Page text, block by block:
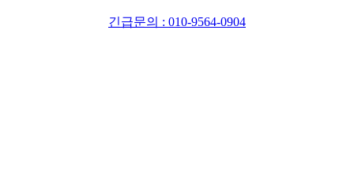
긴급문의 : 010-9564-0904